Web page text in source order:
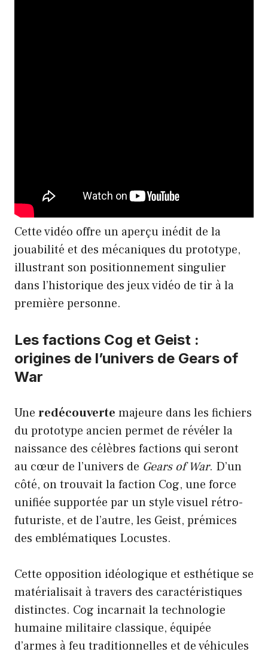
Cette vidéo offre un aperçu inédit de la
jouabilité et des mécaniques du prototype,
illustrant son positionnement singulier
dans l’historique des jeux vidéo de tir à la
première personne.
Les factions Cog et Geist :
origines de l’univers de Gears of
War
Une redécouverte majeure dans les fichiers
du prototype ancien permet de révéler la
naissance des célèbres factions qui seront
au cœur de l’univers de Gears of War. D’un
côté, on trouvait la faction Cog, une force
unifiée supportée par un style visuel rétro-
futuriste, et de l’autre, les Geist, prémices
des emblématiques Locustes.
Cette opposition idéologique et esthétique se
matérialisait à travers des caractéristiques
distinctes. Cog incarnait la technologie
humaine militaire classique, équipée
d’armes à feu traditionnelles et de véhicules